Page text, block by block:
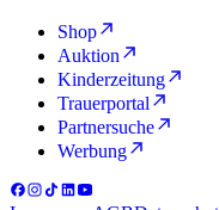
Shop
Auktion
Kinderzeitung
Trauerportal
Partnersuche
Werbung